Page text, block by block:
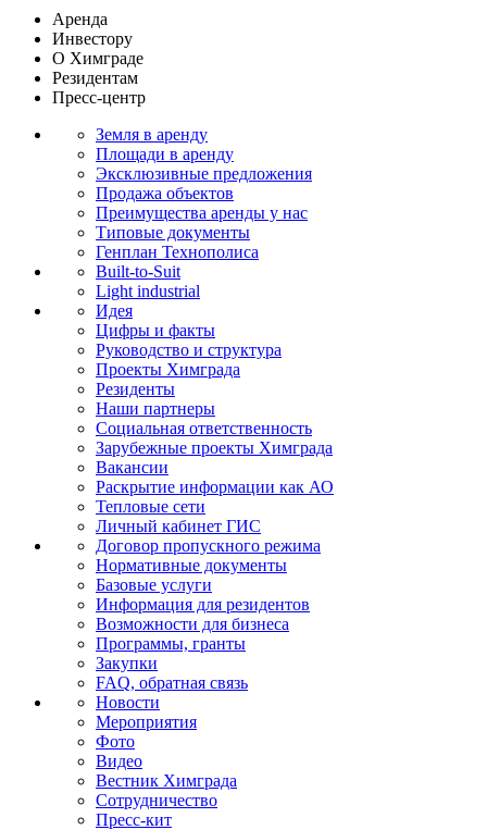
Аренда
Инвестору
О Химграде
Резидентам
Пресс-центр
Земля в аренду
Площади в аренду
Эксклюзивные предложения
Продажа объектов
Преимущества аренды у нас
Типовые документы
Генплан Технополиса
Built-to-Suit
Light industrial
Идея
Цифры и факты
Руководство и структура
Проекты Химграда
Резиденты
Наши партнеры
Социальная ответственность
Зарубежные проекты Химграда
Вакансии
Раскрытие информации как АО
Тепловые сети
Личный кабинет ГИС
Договор пропускного режима
Нормативные документы
Базовые услуги
Информация для резидентов
Возможности для бизнеса
Программы, гранты
Закупки
FAQ, обратная связь
Новости
Мероприятия
Фото
Видео
Вестник Химграда
Сотрудничество
Пресс-кит